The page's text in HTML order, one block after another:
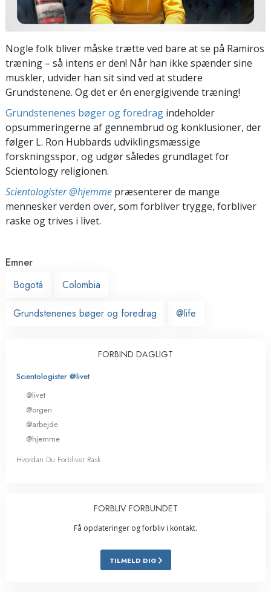
Nogle folk bliver måske trætte ved bare at se på Ramiros
træning – så intens er den! Når han ikke spænder sine
muskler, udvider han sit sind ved at studere
Grundstenene. Og det er én energigivende træning!
Grundstenenes bøger og foredrag indeholder
opsummeringerne af gennembrud og konklusioner, der
følger L. Ron Hubbards udviklingsmæssige
forskningsspor, og udgør således grundlaget for
Scientology religionen.
Scientologister @hjemme præsenterer de mange
mennesker verden over, som forbliver trygge, forbliver
raske og trives i livet.
Emner
Bogotá
Colombia
Grundstenenes bøger og foredrag @life
FORBIND DAGLIGT
Scientologister @livet
@livet
@orgen
@arbejde
@hjemme
Hvordan Du Forbliver Rask
FORBLIV FORBUNDET
Få opdateringer og forbliv i kontakt.
TILMELD DIG